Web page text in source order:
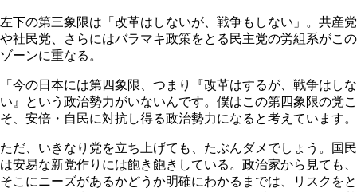
左下の第三象限は「改革はしないが、戦争もしない」。共産党
や社民党、さらにはバラマキ政策をとる民主党の労組系がこの
ゾーンに重なる。
「今の日本には第四象限、つまり『改革はするが、戦争はしな
い』という政治勢力がいないんです。僕はこの第四象限の党こ
そ、安倍・自民に対抗し得る政治勢力になると考えています。
ただ、いきなり党を立ち上げても、たぶんダメでしょう。国民
は安易な新党作りには飽き飽きしている。政治家から見ても、
そこにニーズがあるかどうか明確にわかるまでは、リスクをと